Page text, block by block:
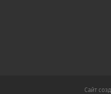
Сайт